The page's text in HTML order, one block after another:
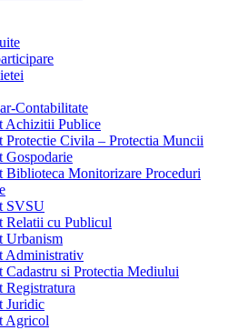
Contabilitate
Achizitii Publice
Protectie Civila – Protectia Muncii
Gospodarie
Biblioteca Monitorizare Proceduri
SVSU
Relatii cu Publicul
Urbanism
Administrativ
Cadastru si Protectia Mediului
Registratura
Juridic
Agricol